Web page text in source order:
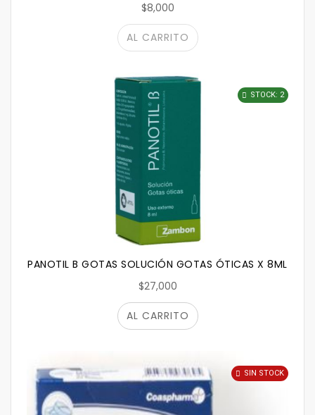
$8,000
AL CARRITO
PANOTIL B GOTAS SOLUCIÓN GOTAS ÓTICAS X 8ML
$27,000
STOCK: 2
AL CARRITO
SIN STOCK